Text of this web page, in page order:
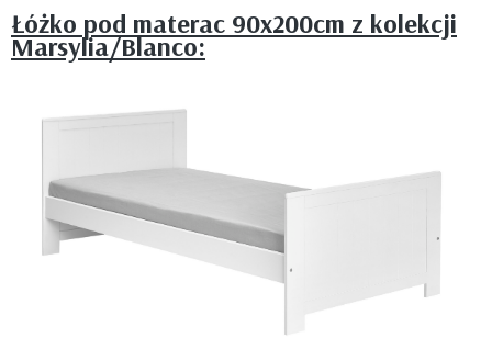
Łóżko pod materac 90x200cm z kolekcji
Marsylia/Blanco: